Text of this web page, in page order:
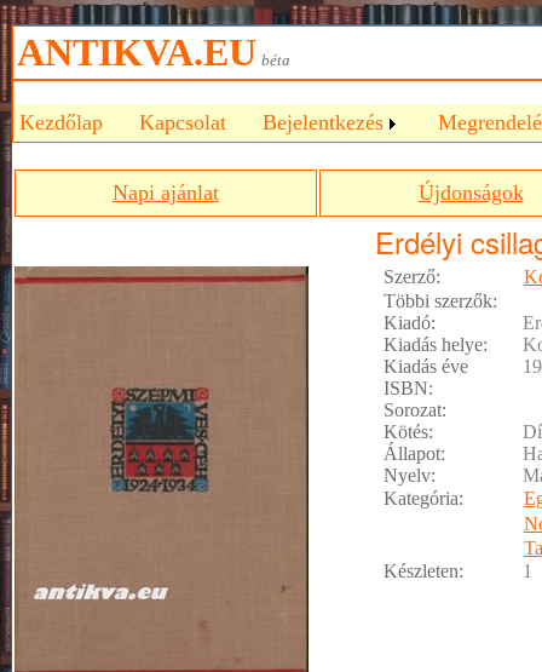
ANTIKVA.EU béta
Kezdőlap Kapcsolat Bejelentkezés
Napi ajánlat Újdonságok
Erdélyi
Szerző:
Többi szerzők:
Kiadó:
Kiadás helye:
Kiadás éve
ISBN:
Sorozat:
Kötés:
Állapot:
Nyelv:
Kategória:
Készleten:
1